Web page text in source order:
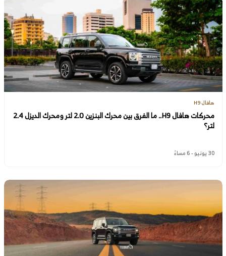
هافال H9
محركات هافال H9.. ما الفرق بين محرك البنزين 2.0 لتر ومحرك الديزل 2.4
لتر؟
30 يونيو - 6 مساءً